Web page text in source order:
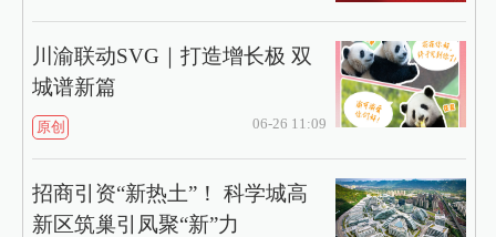
川渝联动SVG｜打造增长极 双
城谱新篇
原创 06-26 11:09
招商引资“新热土”！ 科学城高
新区筑巢引凤聚“新”力